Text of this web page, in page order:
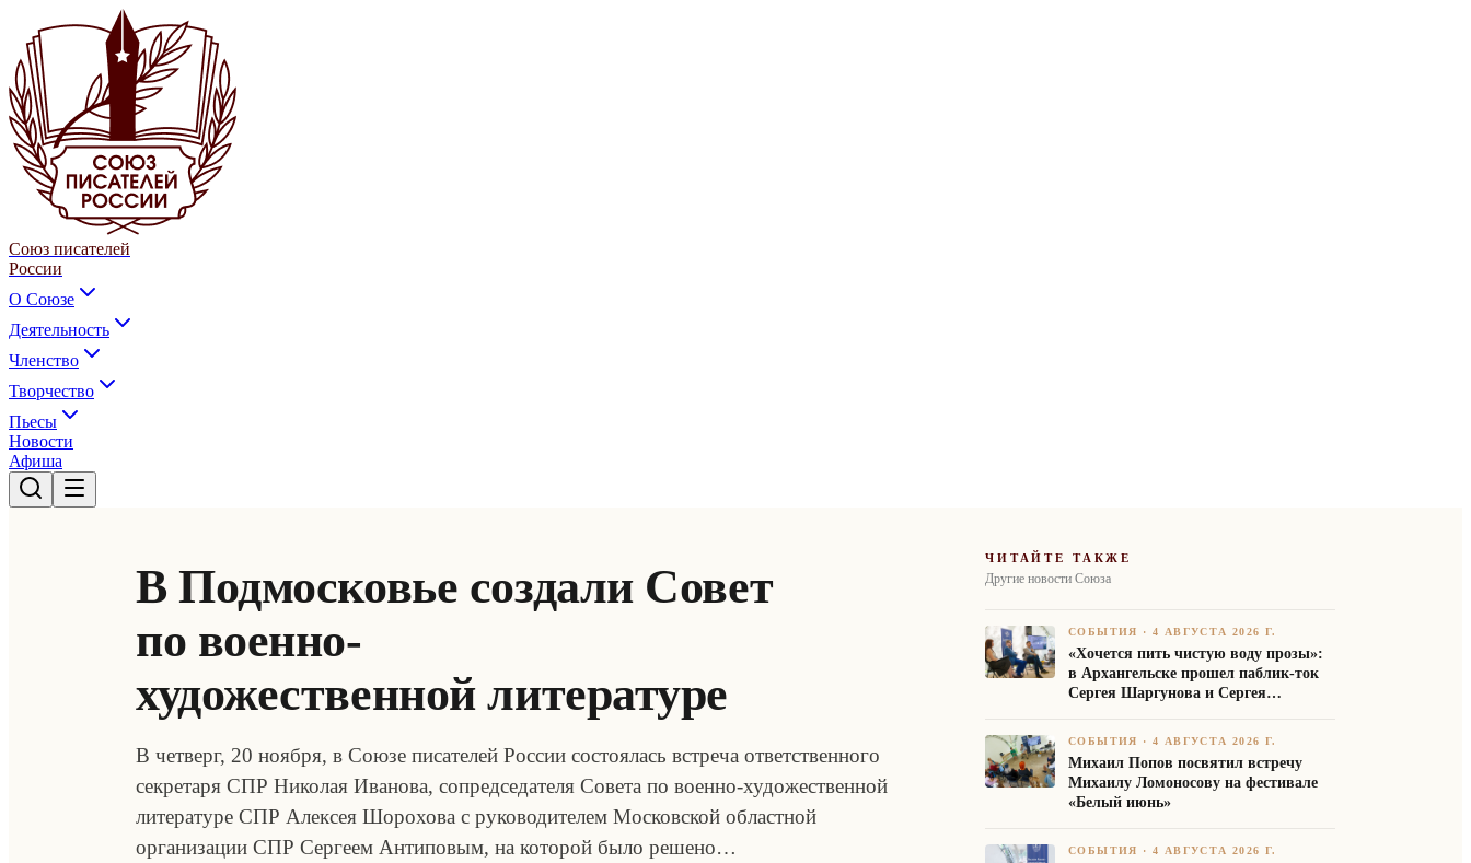
Союз писателей
России
О Союзе
Деятельность
Членство
Творчество
Пьесы
Новости
Афиша
В Подмосковье создали Совет
по военно-
художественной литературе
В четверг, 20 ноября, в Союзе писателей России состоялась встреча ответственного
секретаря СПР Николая Иванова, сопредседателя Совета по военно-художественной
литературе СПР Алексея Шорохова с руководителем Московской областной
организации СПР Сергеем Антиповым, на которой было решено…
ЧИТАЙТЕ ТАКЖЕ
Другие новости Союза
СОБЫТИЯ ·4 АВГУСТА 2026 Г.
«Хочется пить чистую воду прозы»:
в Архангельске прошел паблик-ток
Сергея Шаргунова и Сергея
СОБЫТИЯ ·4 АВГУСТА 2026 Г.
Михаил Попов посвятил встречу
Михаилу Ломоносову на фестивале
«Белый июнь»
СОБЫТИЯ ·4 АВГУСТА 2026 Г.